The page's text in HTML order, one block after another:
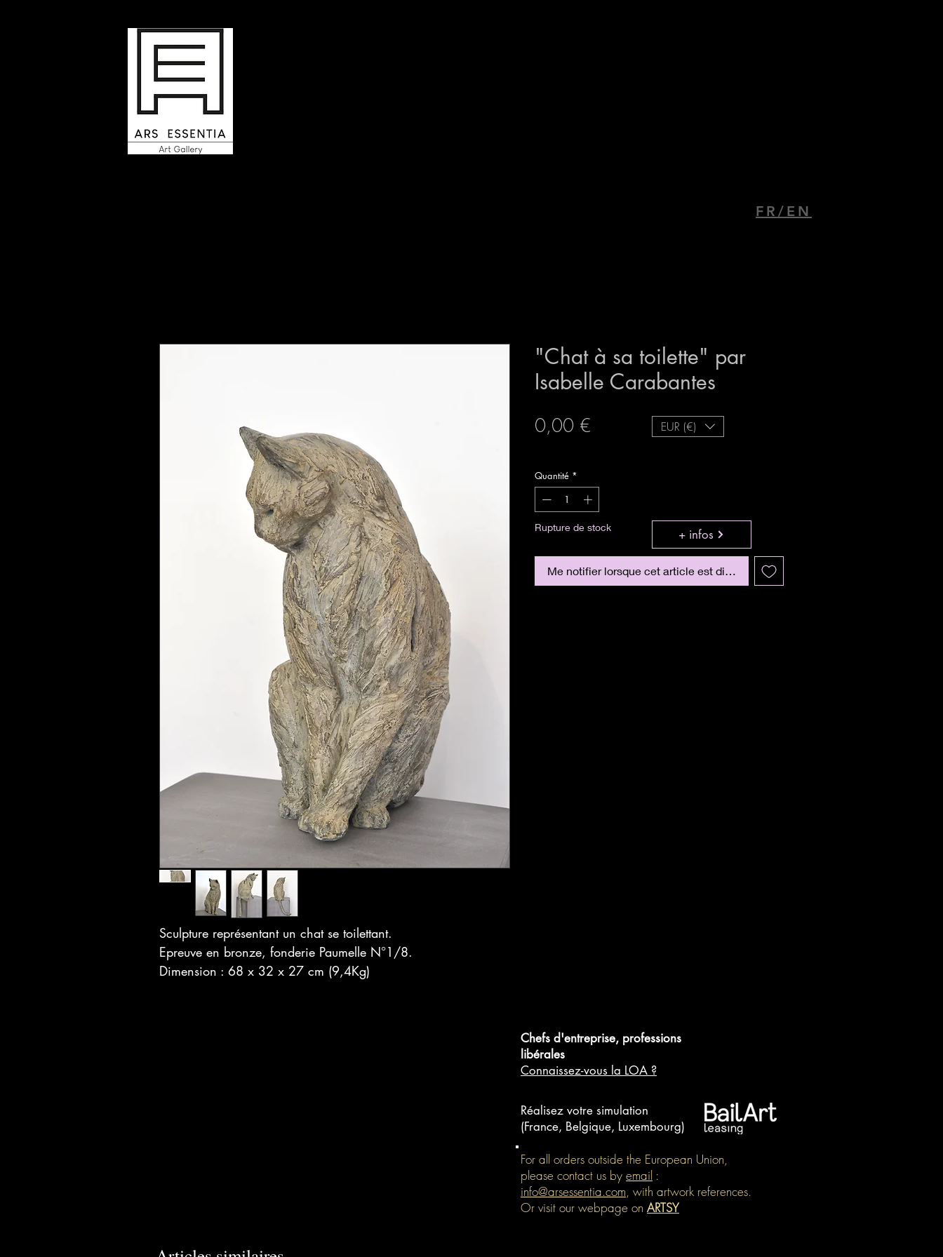
FR/EN
Sculpture représentant un chat se toilettant.
Epreuve en bronze, fonderie Paumelle N°1/8.
Dimension : 68 x 32 x 27 cm (9,4Kg)
"Chat à sa toilette" par
Isabelle Carabantes
0,00 €
Quantité *
Rupture de stock
Me notifier lorsque cet article est disponible
EUR (€)
+ infos
Chefs d'entreprise, professions
libérales
Connaissez-vous la LOA ?
Réalisez votre simulation
(France, Belgique, Luxembourg)
For all orders outside the European Union,
please contact us by email :
info@arsessentia.com, with artwork references.
Or visit our webpage on ARTSY